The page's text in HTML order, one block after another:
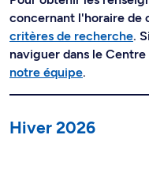
concernant l'horaire de
critères de recherche.
naviguer dans le
notre équipe.
Hiver 2026